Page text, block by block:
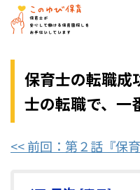
保育士の転職成
士の転職で、一
<< 前回：第２話『保